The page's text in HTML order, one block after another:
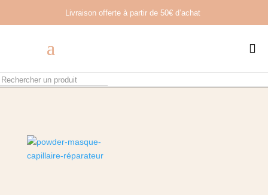
Livraison offerte à partir de 50€ d’achat
